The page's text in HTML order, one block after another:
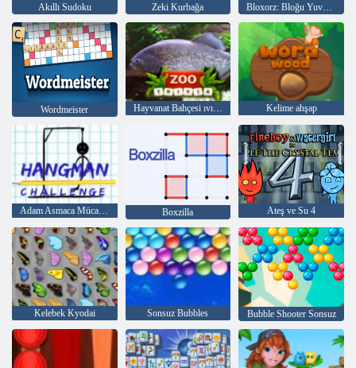
Akıllı Sudoku Zeki Kurbağa Bloxorz: Bloğu Yuvarla
Wordmeister Hayvanat Bahçesi ıvır zıvır şeyler Kelime ahşap
Adam Asmaca Mücadelesi Boxzilla Ateş ve Su 4
Kelebek Kyodai Sonsuz Bubbles Bubble Shooter Sonsuz